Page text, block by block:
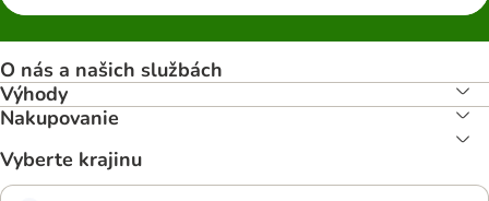
O nás a našich službách
Výhody
Nakupovanie
Vyberte krajinu